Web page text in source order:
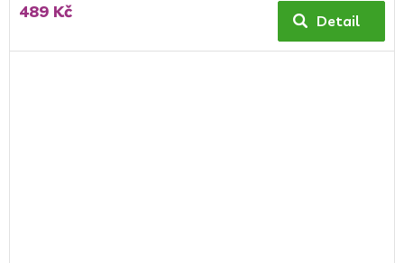
489 Kč Detail